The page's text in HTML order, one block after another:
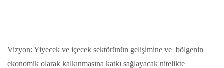
Vizyon: Yiyecek ve içecek sektörünün gelişimine ve bölgenin
ekonomik olarak kalkınmasına katkı sağlayacak nitelikte